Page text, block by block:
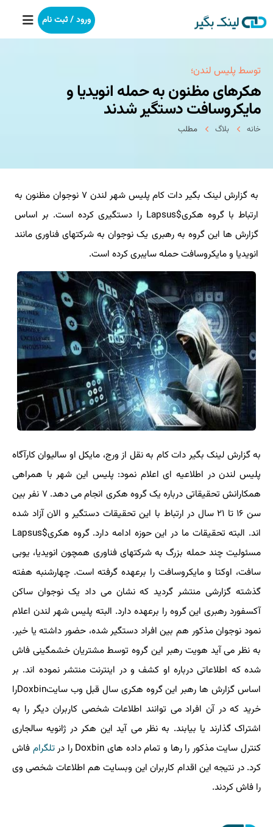
خانه
بکلینک
رپورتاژآگهی
خدمات ما
درباره ما
آموزش
ورود / ثبت نام
توسط پلیس لندن؛
هکرهای مظنون به حمله انویدیا و
مایکروسافت دستگیر شدند
خانه بلاگ مطلب
به گزارش لینک بگیر دات کام پلیس شهر لندن ۷ نوجوان مظنون به
ارتباط با گروه هکری$Lapsus را دستگیری کرده است. بر اساس
گزارش ها این گروه به رهبری یک نوجوان به شرکتهای فناوری مانند
انویدیا و مایکروسافت حمله سایبری کرده است.
به گزارش لینک بگیر دات کام به نقل از ورج، مایکل او سالیوان کارآگاه
پلیس لندن در اطلاعیه ای اعلام نمود: پلیس این شهر با همراهی
همکارانش تحقیقاتی درباره یک گروه هکری انجام می دهد. ۷ نفر بین
سن ۱۶ تا ۲۱ سال در ارتباط با این تحقیقات دستگیر و الان آزاد شده
اند. البته تحقیقات ما در این حوزه ادامه دارد. گروه هکری$Lapsus
مسئولیت چند حمله بزرگ به شرکتهای فناوری همچون انویدیا، یوبی
سافت، اوکتا و مایکروسافت را برعهده گرفته است. چهارشنبه هفته
گذشته گزارشی منتشر گردید که نشان می داد یک نوجوان ساکن
آکسفورد رهبری این گروه را برعهده دارد. البته پلیس شهر لندن اعلام
نمود نوجوان مذکور هم بین افراد دستگیر شده، حضور داشته یا خیر.
به نظر می آید هویت رهبر این گروه توسط مشتریان خشمگینی فاش
شده که اطلاعاتی درباره او کشف و در اینترنت منتشر نموده اند. بر
اساس گزارش ها رهبر این گروه هکری سال قبل وب سایتDoxbinرا
خرید که در آن افراد می توانند اطلاعات شخصی کاربران دیگر را به
اشتراک گذارند یا بیابند. به نظر می آید این هکر در ژانویه سالجاری
کنترل سایت مذکور را رها و تمام داده های Doxbin را در
تلگرام فاش
کرد. در نتیجه این اقدام کاربران این وبسایت هم اطلاعات شخصی وی
را فاش کردند.